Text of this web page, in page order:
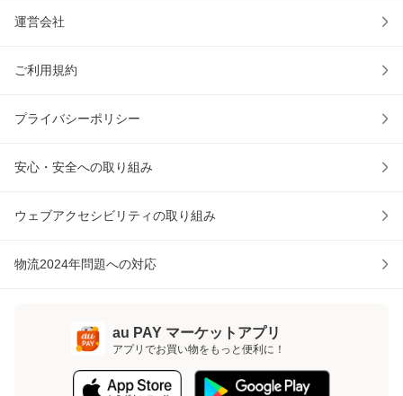
運営会社
ご利用規約
プライバシーポリシー
安心・安全への取り組み
ウェブアクセシビリティの取り組み
物流2024年問題への対応
au PAY マーケットアプリ
アプリでお買い物をもっと便利に！